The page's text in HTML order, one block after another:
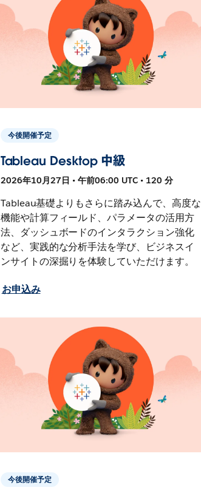
今後開催予定
Tableau Desktop 中級
2026年10月27日 • 午前06:00 UTC • 120 分
Tableau基礎よりもさらに踏み込んで、高度な
機能や計算フィールド、パラメータの活用方
法、ダッシュボードのインタラクション強化
など、実践的な分析手法を学び、ビジネスイ
ンサイトの深掘りを体験していただけます。
お申込み
今後開催予定